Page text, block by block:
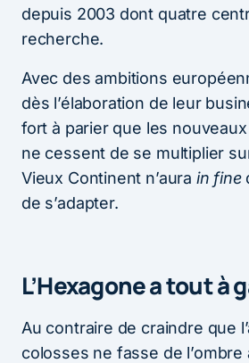
depuis 2003 dont quatre
recherche.
Avec des ambitions
dès l’élaboration de leur
fort à parier que les
ne cessent de se multiplier
Vieux Continent n’aura in fine
de s’adapter.
L’Hexagone a tout à
Au contraire de craindre que
colosses ne fasse de l’ombre